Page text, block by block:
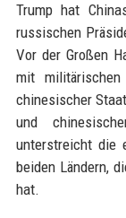
Trump hat
russischen
Vor der Großen
mit
chinesischer
und
unterstreicht die
beiden Ländern,
hat.